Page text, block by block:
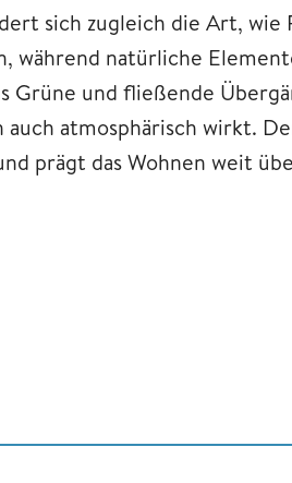
sich zugleich die Art, wie
während natürliche
Grüne und fließende
atmosphärisch wirkt.
prägt das Wohnen weit